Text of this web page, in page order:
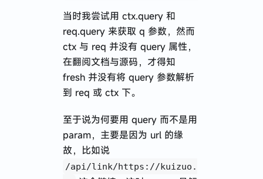
当时我尝试用 ctx.query 和
req.query 来获取 q 参数，然而
ctx 与 req 并没有 query 属性，
在翻阅文档与源码，才得知
fresh 并没有将 query 参数解析
到 req 或 ctx 下。
至于说为何要用 query 而不是用
param，主要是因为 url 的缘
故，比如说
/api/link/https://kuizuo.